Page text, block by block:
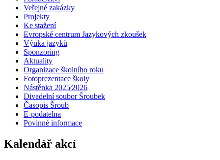
Veřejné zakázky
Projekty
Ke stažení
Evropské centrum Jazykových zkoušek
Výuka jazyků
Sponzoring
Aktuality
Organizace školního roku
Fotoprezentace školy
Nástěnka 2025⁄2026
Divadelní soubor Šroubek
Časopis Šroub
E-podatelna
Povinné informace
Kalendář akcí